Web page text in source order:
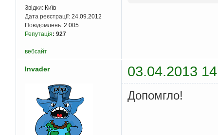
Звідки: Київ
Дата реєстрації: 24.09.2012
Повідомлень: 2 005
Репутація: 927
вебсайт
Invader 03.04.2013
Допомгло!